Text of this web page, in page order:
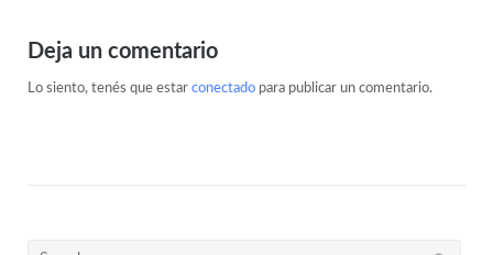
Deja un comentario
Lo siento, tenés que estar conectadopara publicar un comentario.